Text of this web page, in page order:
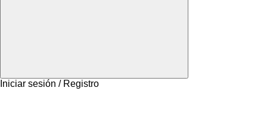
Iniciar sesión / Registro